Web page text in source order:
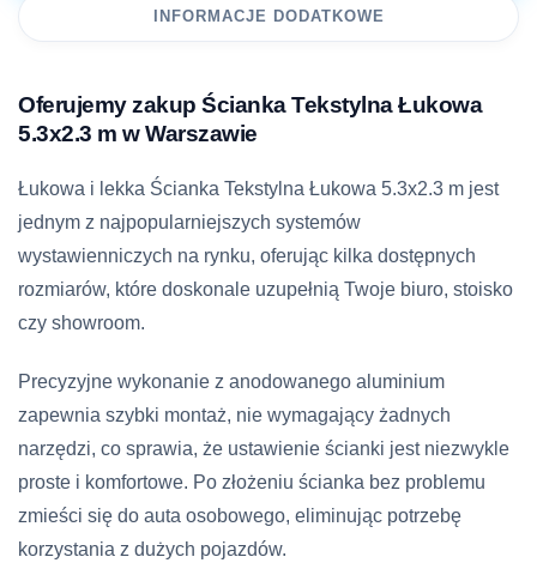
INFORMACJE DODATKOWE
Oferujemy zakup Ścianka Tekstylna Łukowa
5.3х2.3 m w Warszawie
Łukowa i lekka Ścianka Tekstylna Łukowa 5.3х2.3 m jest
jednym z najpopularniejszych systemów
wystawienniczych na rynku, oferując kilka dostępnych
rozmiarów, które doskonale uzupełnią Twoje biuro, stoisko
czy showroom.
Precyzyjne wykonanie z anodowanego aluminium
zapewnia szybki montaż, nie wymagający żadnych
narzędzi, co sprawia, że ustawienie ścianki jest niezwykle
proste i komfortowe. Po złożeniu ścianka bez problemu
zmieści się do auta osobowego, eliminując potrzebę
korzystania z dużych pojazdów.